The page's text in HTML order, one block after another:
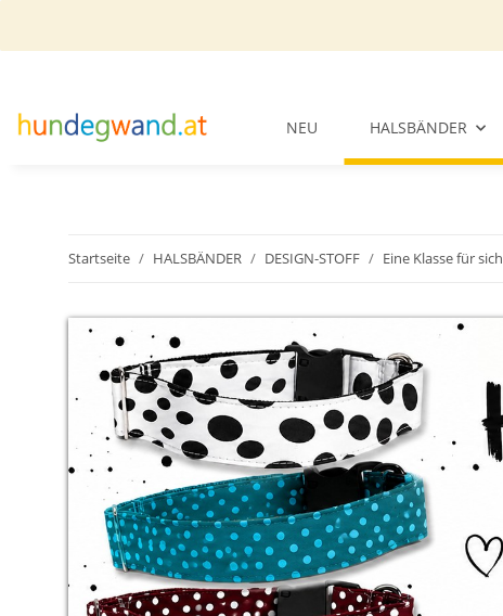
NEU HALSBÄNDER
Startseite HALSBÄNDER DESIGN-STOFF Eine Klasse für sich